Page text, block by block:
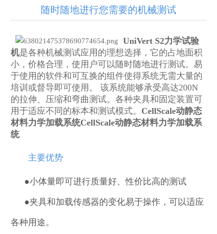
随时随地进行您需要的机械测试
UniVert S2力学试验
机是各种机械测试应用的理想选择，它的占地面积
小，价格合理，使用户可以随时随地进行测试。易
于使用的软件和可互换的组件使得系统无需大量的
培训或督导即可使用。 该系统能够承受高达200N
的拉伸、压缩和弯曲测试。各种夹具和固定装置可
用于适应不同的标本和测试模式。 CellScale动静态
材料力学加载系统CellScale动静态材料力学加载系
统
主要优势
●小体量即可进行质量好、性价比高的测试
●夹具和加载传感器的变化易于操作，可以适应
各种用途。